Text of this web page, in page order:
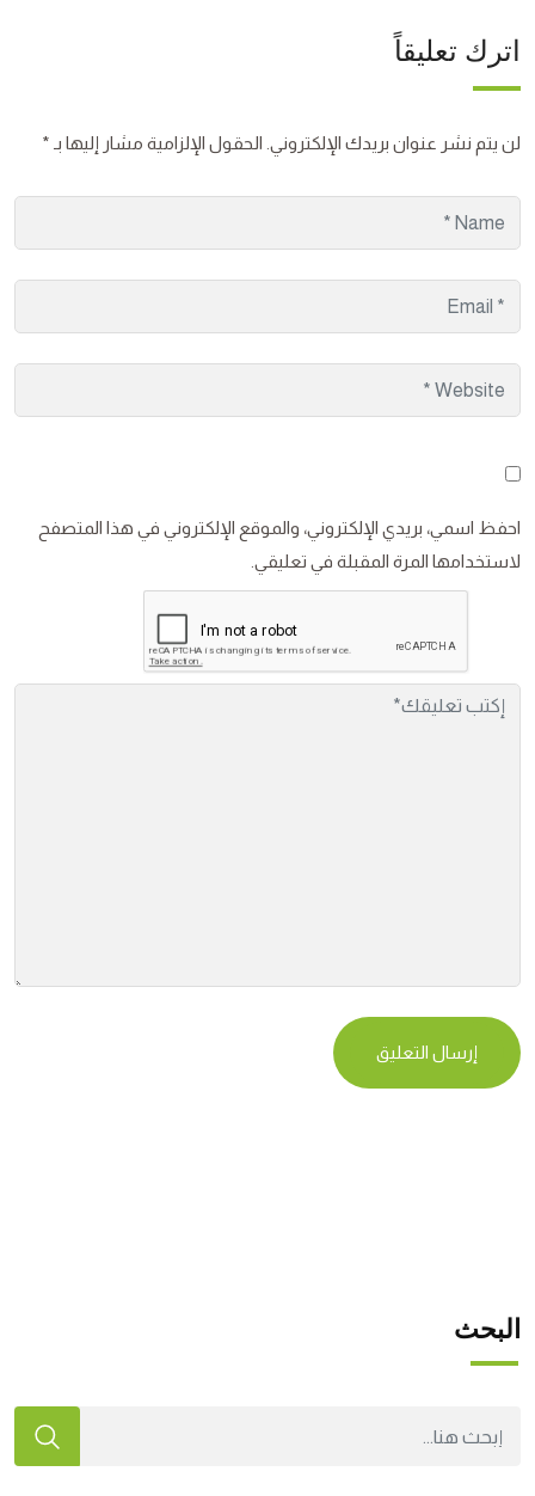
اترك تعليقاً
لن يتم نشر عنوان بريدك الإلكتروني. الحقول الإلزامية مشار إليها بـ *
احفظ اسمي، بريدي الإلكتروني، والموقع الإلكتروني في هذا المتصفح
لاستخدامها المرة المقبلة في تعليقي.
البحث